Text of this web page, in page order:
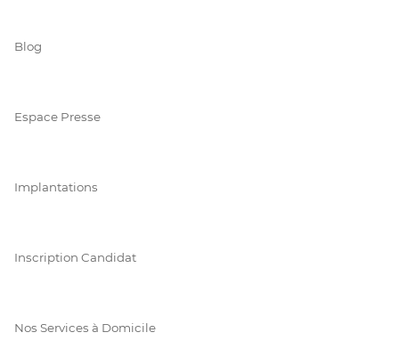
Blog
Espace Presse
Implantations
Inscription Candidat
Nos Services à Domicile